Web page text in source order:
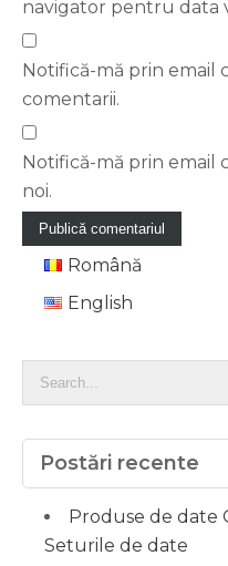
navigator pentru data
Notifică-mă prin email
comentarii.
Notifică-mă prin email
noi.
Română
English
Postări recente
Produse de date
Seturile de date